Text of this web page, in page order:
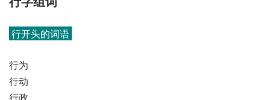
行开头的词语
行为
行动
行政